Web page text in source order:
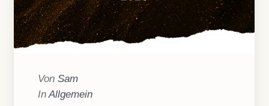
Von Sam
In Allgemein